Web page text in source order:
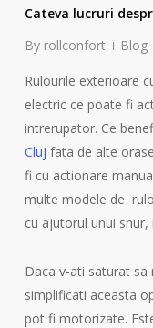
Cateva lucruri
By rollconfort Blog
Rulourile exterioare
electric ce poate fi
intrerupator. Ce
Cluj fata de alte
fi cu actionare
multe modele de
cu ajutorul unui snur,
Daca v-ati saturat
simplificati aceasta
pot fi motorizate.